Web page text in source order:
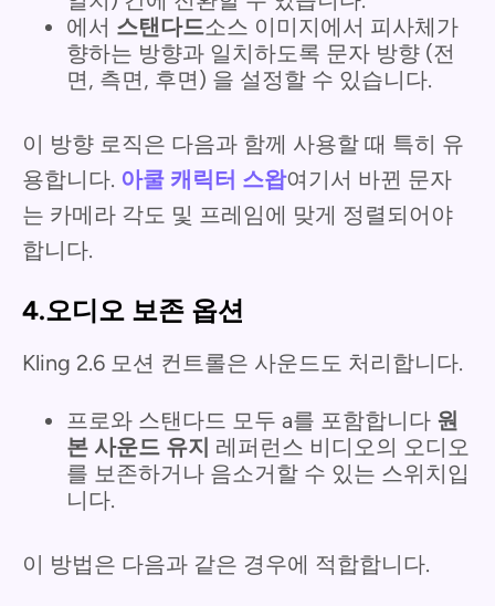
에서 스탠다드소스 이미지에서 피사체가
향하는 방향과 일치하도록 문자 방향 (전
면, 측면, 후면) 을 설정할 수 있습니다.
이 방향 로직은 다음과 함께 사용할 때 특히 유
용합니다. 아쿨 캐릭터 스왑여기서 바뀐 문자
는 카메라 각도 및 프레임에 맞게 정렬되어야
합니다.
4.오디오 보존 옵션
Kling 2.6 모션 컨트롤은 사운드도 처리합니다.
프로와 스탠다드 모두 a를 포함합니다 원
본 사운드 유지 레퍼런스 비디오의 오디오
를 보존하거나 음소거할 수 있는 스위치입
니다.
이 방법은 다음과 같은 경우에 적합합니다.